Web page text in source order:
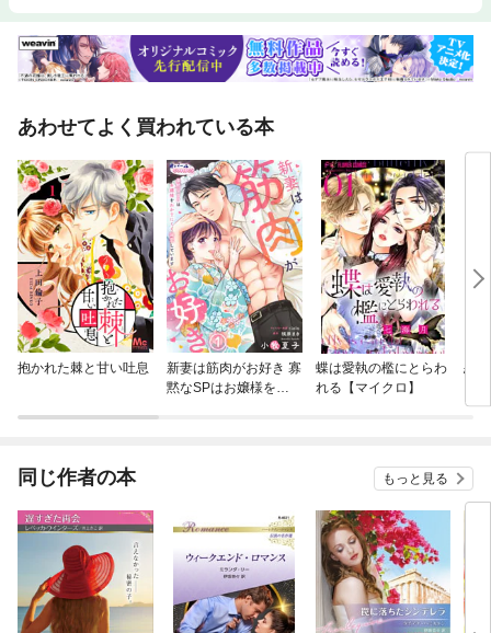
あわせてよく買われている本
抱かれた棘と甘い吐息
新妻は筋肉がお好き 寡
黙なSPはお嬢様をわ
蝶は愛執の檻にとらわ
れる【マイクロ】
恋
同じ作者の本 もっと見る